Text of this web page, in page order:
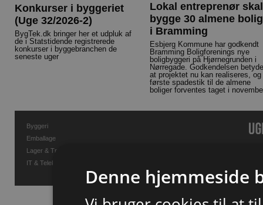
Konkurser i byggeriet
(Uge 32/2026-2)
BygTek.dk bringer her et udpluk af
de i Statstidende registrerede
konkurser i byggebranchen de
seneste uger
Lokal entreprenør skal
bygge 30 almene
i Bramming
Esbjerg Kommune har godkendt
Bramming Boligforenings nye
boligbyggeri på Hjørnegrunden i
Nørregade. Godkendelsen
at projektet nu kan realiseres, og
første spadestik til de almene
boliger forventes taget i
Byggeri
Emballage
Lager & Transport
IT & Telekommunikation
Denne hjemmeside